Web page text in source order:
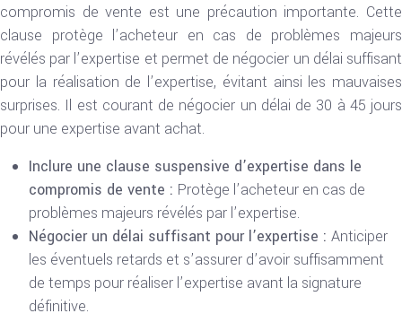
compromis de vente est une précaution importante. Cette
clause protège l’acheteur en cas de problèmes majeurs
révélés par l’expertise et permet de négocier un délai suffisant
pour la réalisation de l’expertise, évitant ainsi les mauvaises
surprises. Il est courant de négocier un délai de 30 à 45 jours
pour une expertise avant achat.
Inclure une clause suspensive d’expertise dans le
compromis de vente : Protège l’acheteur en cas de
problèmes majeurs révélés par l’expertise.
Négocier un délai suffisant pour l’expertise : Anticiper
les éventuels retards et s’assurer d’avoir suffisamment
de temps pour réaliser l’expertise avant la signature
définitive.